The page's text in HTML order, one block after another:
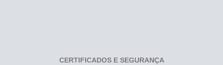
CERTIFICADOS E SEGURANÇA